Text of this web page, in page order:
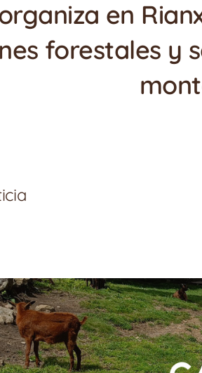
organiza en
forestales y